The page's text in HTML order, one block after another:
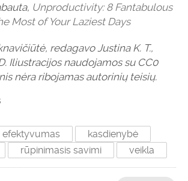
Unproductivity: 8 Fantabulous
Most of Your Laziest Days
redagavo Justina K. T.,
Iliustracijos naudojamos su CC0
nėra ribojamas autorinių teisių.
efektyvumas
kasdienybė
rūpinimasis savimi veikla